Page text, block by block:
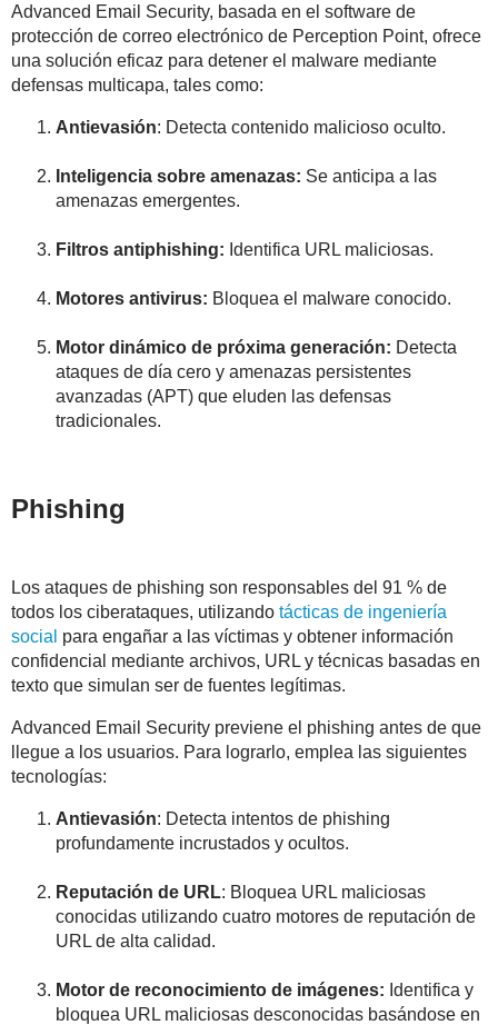
Advanced Email Security, basada en el software de
protección de correo electrónico de Perception Point, ofrece
una solución eficaz para detener el malware mediante
defensas multicapa, tales como:
Antievasión: Detecta contenido malicioso oculto.
Inteligencia sobre amenazas: Se anticipa a las
amenazas emergentes.
Filtros antiphishing: Identifica URL maliciosas.
Motores antivirus: Bloquea el malware conocido.
Motor dinámico de próxima generación: Detecta
ataques de día cero y amenazas persistentes
avanzadas (APT) que eluden las defensas
tradicionales.
Phishing
Los ataques de phishing son responsables del 91 % de
todos los ciberataques, utilizando tácticas de ingeniería
social para engañar a las víctimas y obtener información
confidencial mediante archivos, URL y técnicas basadas en
texto que simulan ser de fuentes legítimas.
Advanced Email Security previene el phishing antes de que
llegue a los usuarios. Para lograrlo, emplea las siguientes
tecnologías:
Antievasión: Detecta intentos de phishing
profundamente incrustados y ocultos.
Reputación de URL: Bloquea URL maliciosas
conocidas utilizando cuatro motores de reputación de
URL de alta calidad.
Motor de reconocimiento de imágenes: Identifica y
bloquea URL maliciosas desconocidas basándose en